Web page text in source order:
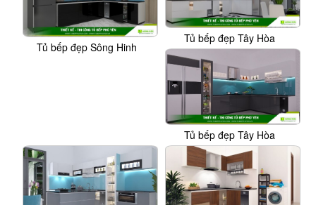
Tủ bếp đẹp Sông Hinh
Tủ bếp đẹp Tây Hòa
Tủ bếp đẹp Tây Hòa